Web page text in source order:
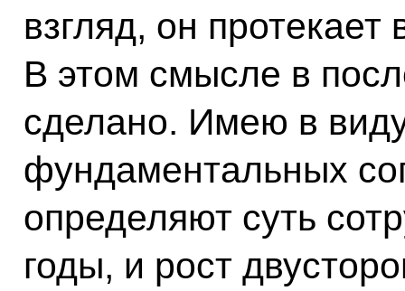
взгляд, он
В этом смысле в
сделано. Имею в
фундаментальных
определяют суть
годы, и рост